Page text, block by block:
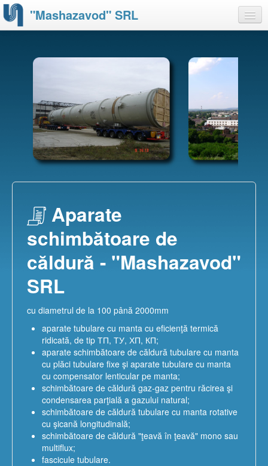
"Mashazavod" SRL
Produse
Certificate
Partnerii noştri
Contacte
Aparate
schimbătoare de
căldură - "Mashazavod"
SRL
cu diametrul de la 100 până 2000mm
aparate tubulare cu manta cu eficienţă termică
ridicată, de tip ТП, ТУ, ХП, КП;
aparate schimbătoare de căldură tubulare cu manta
cu plăci tubulare fixe şi aparate tubulare cu manta
cu compensator lenticular pe manta;
schimbătoare de căldură gaz-gaz pentru răcirea şi
condensarea parţială a gazului natural;
schimbătoare de căldură tubulare cu manta rotative
cu şicană longitudinală;
schimbătoare de căldură "ţeavă în ţeavă" mono sau
multiflux;
fascicule tubulare.